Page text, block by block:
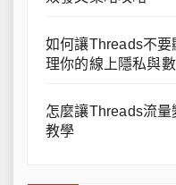
如何讓Threads不
理你的線上隱私與
怎麼讓Threads流
教學